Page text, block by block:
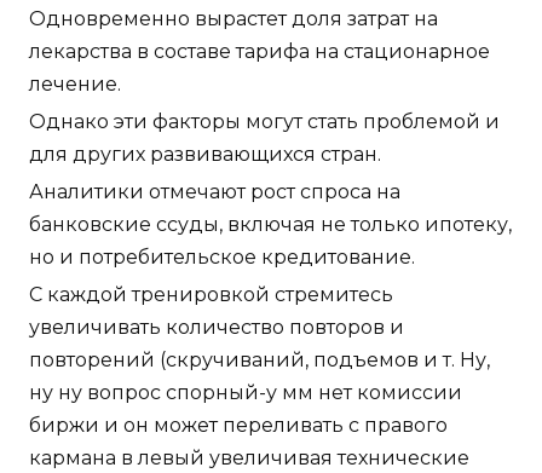
Одновременно вырастет доля затрат на
лекарства в составе тарифа на стационарное
лечение.
Однако эти факторы могут стать проблемой и
для других развивающихся стран.
Аналитики отмечают рост спроса на
банковские ссуды, включая не только ипотеку,
но и потребительское кредитование.
С каждой тренировкой стремитесь
увеличивать количество повторов и
повторений (скручиваний, подъемов и т. Ну,
ну ну вопрос спорный-у мм нет комиссии
биржи и он может переливать с правого
кармана в левый увеличивая технические